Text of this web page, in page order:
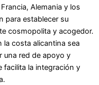
Alemania y los
para establecer su
cosmopolita y acogedor.
la costa alicantina sea
una red de apoyo y
facilita la integración y